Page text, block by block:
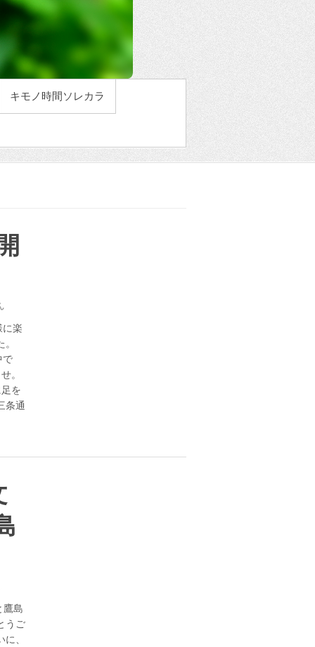
キモノ時間ソレカラ
に楽
。
で
。
を
条通
鷹島
うご
、